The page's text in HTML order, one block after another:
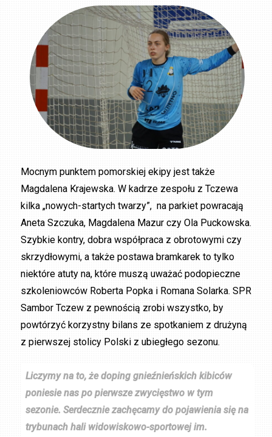
Mocnym punktem pomorskiej ekipy jest także
Magdalena Krajewska. W kadrze zespołu z Tczewa
kilka „nowych-startych twarzy”, na parkiet powracają
Aneta Szczuka, Magdalena Mazur czy Ola Puckowska.
Szybkie kontry, dobra współpraca z obrotowymi czy
skrzydłowymi, a także postawa bramkarek to tylko
niektóre atuty na, które muszą uważać podopieczne
szkoleniowców Roberta Popka i Romana Solarka. SPR
Sambor Tczew z pewnością zrobi wszystko, by
powtórzyć korzystny bilans ze spotkaniem z drużyną
z pierwszej stolicy Polski z ubiegłego sezonu.
Liczymy na to, że doping gnieźnieńskich kibiców
poniesie nas po pierwsze zwycięstwo w tym
sezonie. Serdecznie zachęcamy do pojawienia się na
trybunach hali widowiskowo-sportowej im.